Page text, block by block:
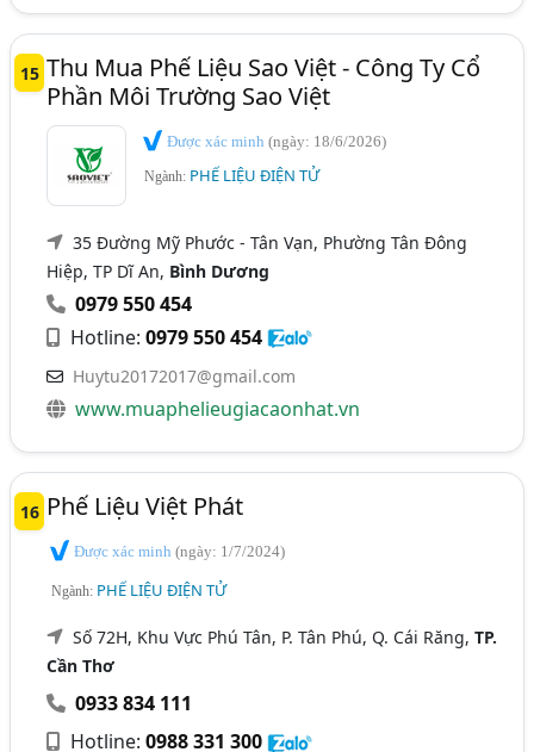
15 Thu Mua Phế Liệu Sao Việt - Công Ty Cổ
Phần Môi Trường Sao Việt
Được xác minh(ngày: 18/6/2026)
Ngành: PHẾ LIỆU ĐIỆN TỬ
35 Đường Mỹ Phước - Tân Vạn, Phường Tân Đông
Hiệp, TP Dĩ An, Bình Dương
0979 550 454
Hotline:0979 550 454
Huytu20172017@gmail.com
www.muaphelieugiacaonhat.vn
16 Phế Liệu Việt Phát
Được xác minh(ngày: 1/7/2024)
Ngành: PHẾ LIỆU ĐIỆN TỬ
Số 72H, Khu Vực Phú Tân, P. Tân Phú, Q. Cái Răng,TP.
Cần Thơ
0933 834 111
Hotline:0988 331 300